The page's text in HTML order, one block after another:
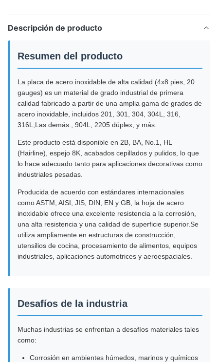
Descripción de producto
Resumen del producto
La placa de acero inoxidable de alta calidad (4x8 pies, 20
gauges) es un material de grado industrial de primera
calidad fabricado a partir de una amplia gama de grados de
acero inoxidable, incluidos 201, 301, 304, 304L, 316,
316L,Las demás:, 904L, 2205 dúplex, y más.
Este producto está disponible en 2B, BA, No.1, HL
(Hairline), espejo 8K, acabados cepillados y pulidos, lo que
lo hace adecuado tanto para aplicaciones decorativas como
industriales pesadas.
Producida de acuerdo con estándares internacionales
como ASTM, AISI, JIS, DIN, EN y GB, la hoja de acero
inoxidable ofrece una excelente resistencia a la corrosión,
una alta resistencia y una calidad de superficie superior.Se
utiliza ampliamente en estructuras de construcción,
utensilios de cocina, procesamiento de alimentos, equipos
industriales, aplicaciones automotrices y aeroespaciales.
Desafíos de la industria
Muchas industrias se enfrentan a desafíos materiales tales
como:
Corrosión en ambientes húmedos, marinos y químicos